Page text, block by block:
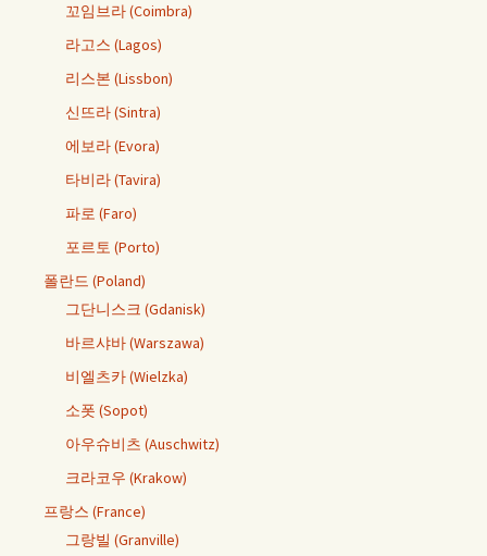
꼬임브라 (Coimbra)
라고스 (Lagos)
리스본 (Lissbon)
신뜨라 (Sintra)
에보라 (Evora)
타비라 (Tavira)
파로 (Faro)
포르토 (Porto)
폴란드 (Poland)
그단니스크 (Gdanisk)
바르샤바 (Warszawa)
비엘츠카 (Wielzka)
소폿 (Sopot)
아우슈비츠 (Auschwitz)
크라코우 (Krakow)
프랑스 (France)
그랑빌 (Granville)